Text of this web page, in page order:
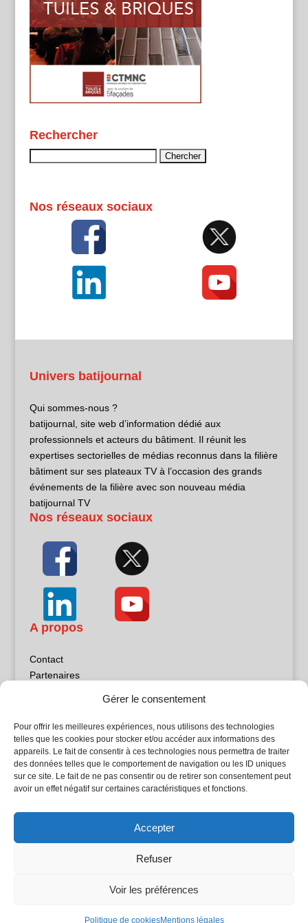
Gérer le consentement
Pour offrir les meilleures expériences, nous utilisons des technologies
telles que les cookies pour stocker et/ou accéder aux informations des
appareils. Le fait de consentir à ces technologies nous permettra de traiter
des données telles que le comportement de navigation ou les ID uniques
sur ce site. Le fait de ne pas consentir ou de retirer son consentement peut
avoir un effet négatif sur certaines caractéristiques et fonctions.
Accepter
Refuser
Voir les préférences
Politique de cookiesMentions légales
Rechercher
Nos réseaux sociaux
Univers batijournal
Qui sommes-nous ?
batijournal, site web d’information dédié aux
professionnels et acteurs du bâtiment. Il réunit les
expertises sectorielles de médias reconnus dans la filière
bâtiment sur ses plateaux TV à l’occasion des grands
événements de la filière avec son nouveau média
batijournal TV
Nos réseaux sociaux
A propos
Contact
Partenaires
Politique de confidentialité
Sites partenaires
5Façades
Atrium Patrimoine
L'Atelier Bois
© Batijournal 2024